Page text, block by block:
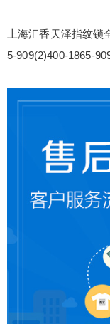
上海汇香天泽指纹
5-909(2)400-1865-